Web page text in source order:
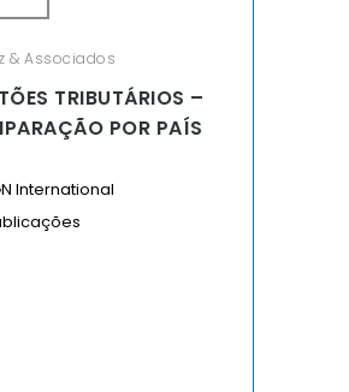
& Associados
TRIBUTÁRIOS –
POR PAÍS
International